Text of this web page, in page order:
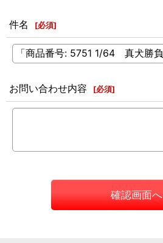
件名 [必須]
お問い合わせ内容 [必須]
確認画面へ